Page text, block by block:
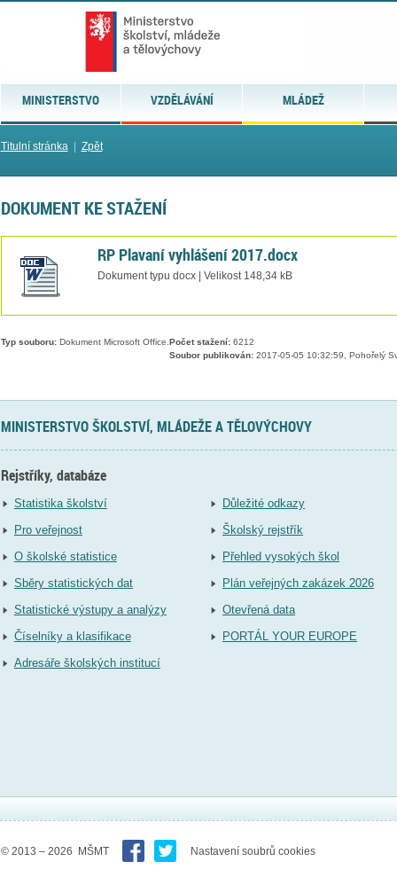
MINISTERSTVO VZDĚLÁVÁNÍ MLÁDEŽ
Titulní stránka| Zpět
DOKUMENT KE STAŽENÍ
RP Plavaní vyhlášení 2017.docx
Dokument typu docx | Velikost 148,34 kB
Typ souboru:Dokument Microsoft Office. Počet stažení:6212
Soubor publikován:2017-05-05 10:32:59, Pohořelý
MINISTERSTVO ŠKOLSTVÍ, MLÁDEŽE A TĚLOVÝCHOVY
Rejstříky, databáze
Statistika školství
Pro veřejnost
O školské statistice
Sběry statistických dat
Statistické výstupy a analýzy
Číselníky a klasifikace
Adresáře školských institucí
Důležité odkazy
Školský rejstřík
Přehled vysokých škol
Plán veřejných zakázek 2026
Otevřená data
PORTÁL YOUR EUROPE
© 2013 – 2026 MŠMT Nastavení soubrů cookies